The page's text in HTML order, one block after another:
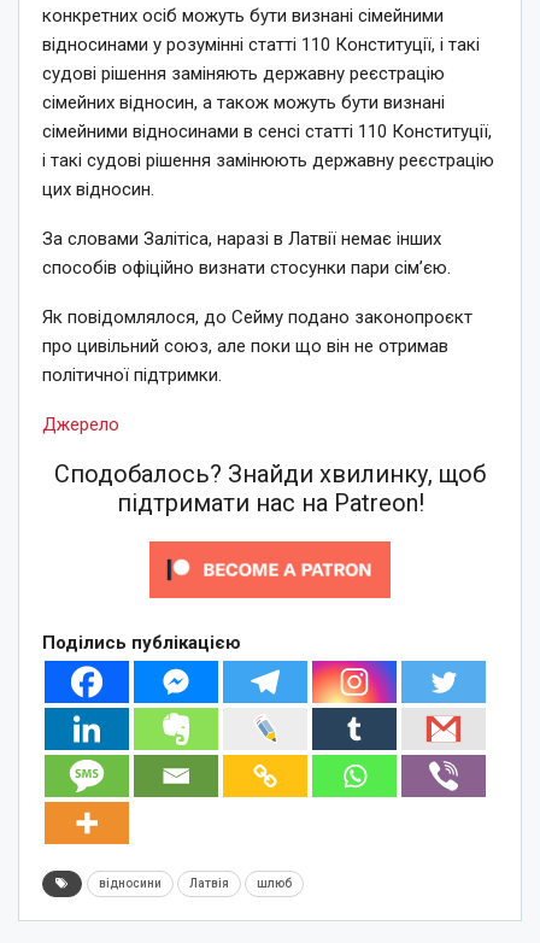
конкретних осіб можуть бути визнані сімейними
відносинами у розумінні статті 110 Конституції, і такі
судові рішення заміняють державну реєстрацію
сімейних відносин, а також можуть бути визнані
сімейними відносинами в сенсі статті 110 Конституції,
і такі судові рішення замінюють державну реєстрацію
цих відносин.
За словами Залітіса, наразі в Латвії немає інших
способів офіційно визнати стосунки пари сім’єю.
Як повідомлялося, до Сейму подано законопроєкт
про цивільний союз, але поки що він не отримав
політичної підтримки.
Джерело
Сподобалось? Знайди хвилинку, щоб
підтримати нас на Patreon!
Поділись публікацією
відносини Латвія шлюб